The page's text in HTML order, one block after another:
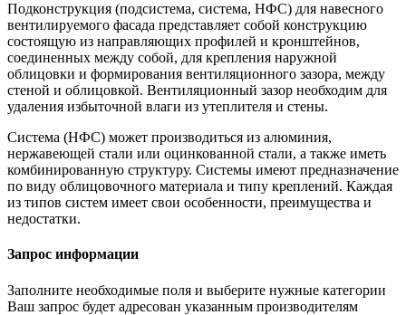
Подконструкция (подсистема, система, НФС) для навесного
вентилируемого фасада представляет собой конструкцию
состоящую из направляющих профилей и кронштейнов,
соединенных между собой, для крепления наружной
облицовки и формирования вентиляционного зазора, между
стеной и облицовкой. Вентиляционный зазор необходим для
удаления избыточной влаги из утеплителя и стены.
Система (НФС) может производиться из алюминия,
нержавеющей стали или оцинкованной стали, а также иметь
комбинированную структуру. Системы имеют предназначение
по виду облицовочного материала и типу креплений. Каждая
из типов систем имеет свои особенности, преимущества и
недостатки.
Запрос информации
Заполните необходимые поля и выберите нужные категории
Ваш запрос будет адресован указанным производителям